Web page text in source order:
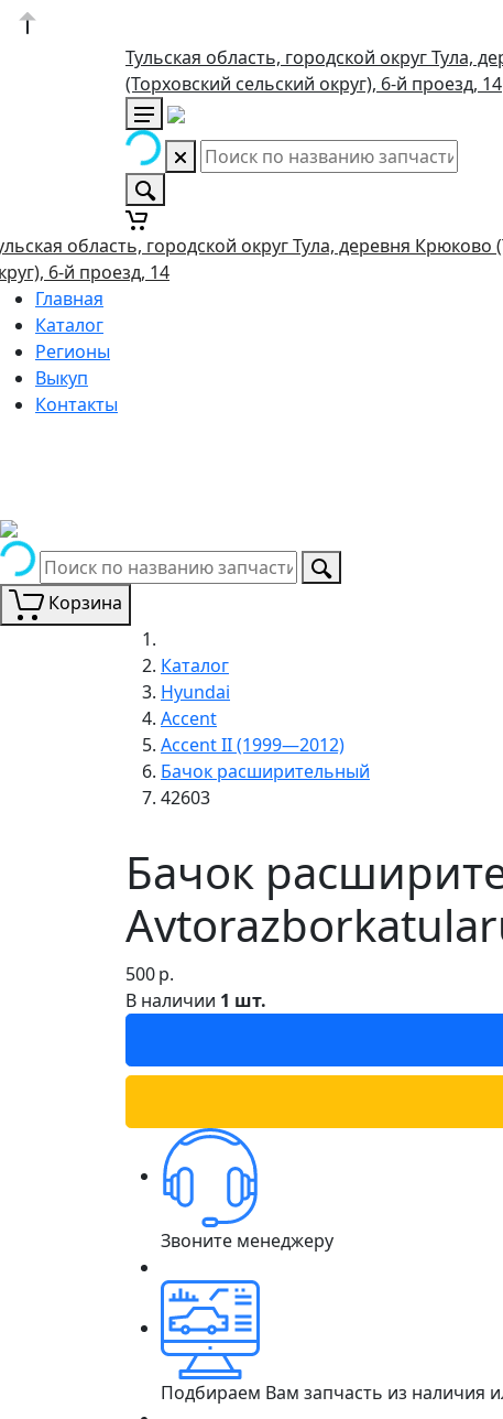
Тульская область, городской округ Тула,
(Торховский сельский округ), 6-й проезд, 14
область, городской округ Тула, деревня Крюково
6-й проезд, 14
Главная
Каталог
Регионы
Выкуп
Контакты
Корзина
Каталог
Hyundai
Accent
Accent II (1999—2012)
Бачок расширительный
42603
Бачок
500р.
В наличии 1 шт.
Звоните менеджеру
Подбираем Вам запчасть из наличия